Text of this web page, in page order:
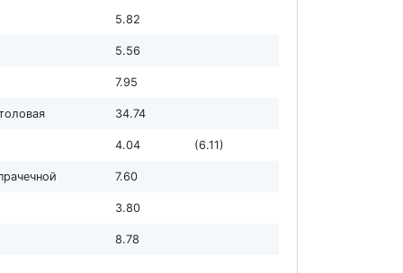
5.82
5.56
7.95
34.74
4.04 (6.11)
7.60
3.80
8.78